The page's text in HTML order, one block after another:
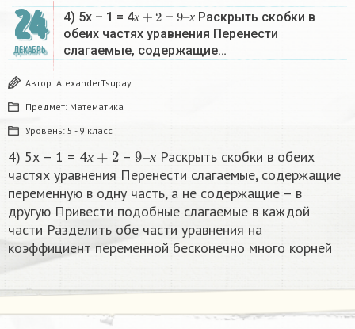
24
ДЕКАБРЬ
4) 5х – 1 = 4х
х+2 – х
9–
х
Раскрыть скобки в
обеих частях уравнения Перенести
слагаемые, содержащие…
Автор: AlexanderTsupay
Предмет: Математика
Уровень: 5 - 9 класс
4) 5х – 1 = 4х – х
9
х
Раскрыть скобки в обеих
частях уравнения Перенести слагаемые, содержащие
переменную в одну часть, а не содержащие – в
другую Привести подобные слагаемые в каждой
части Разделить обе части уравнения на
коэффициент переменной бесконечно много корней​